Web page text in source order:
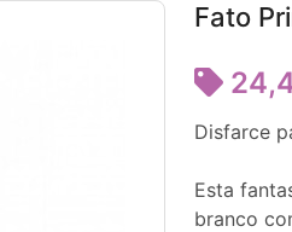
Fato
Disfarce
Esta
branco